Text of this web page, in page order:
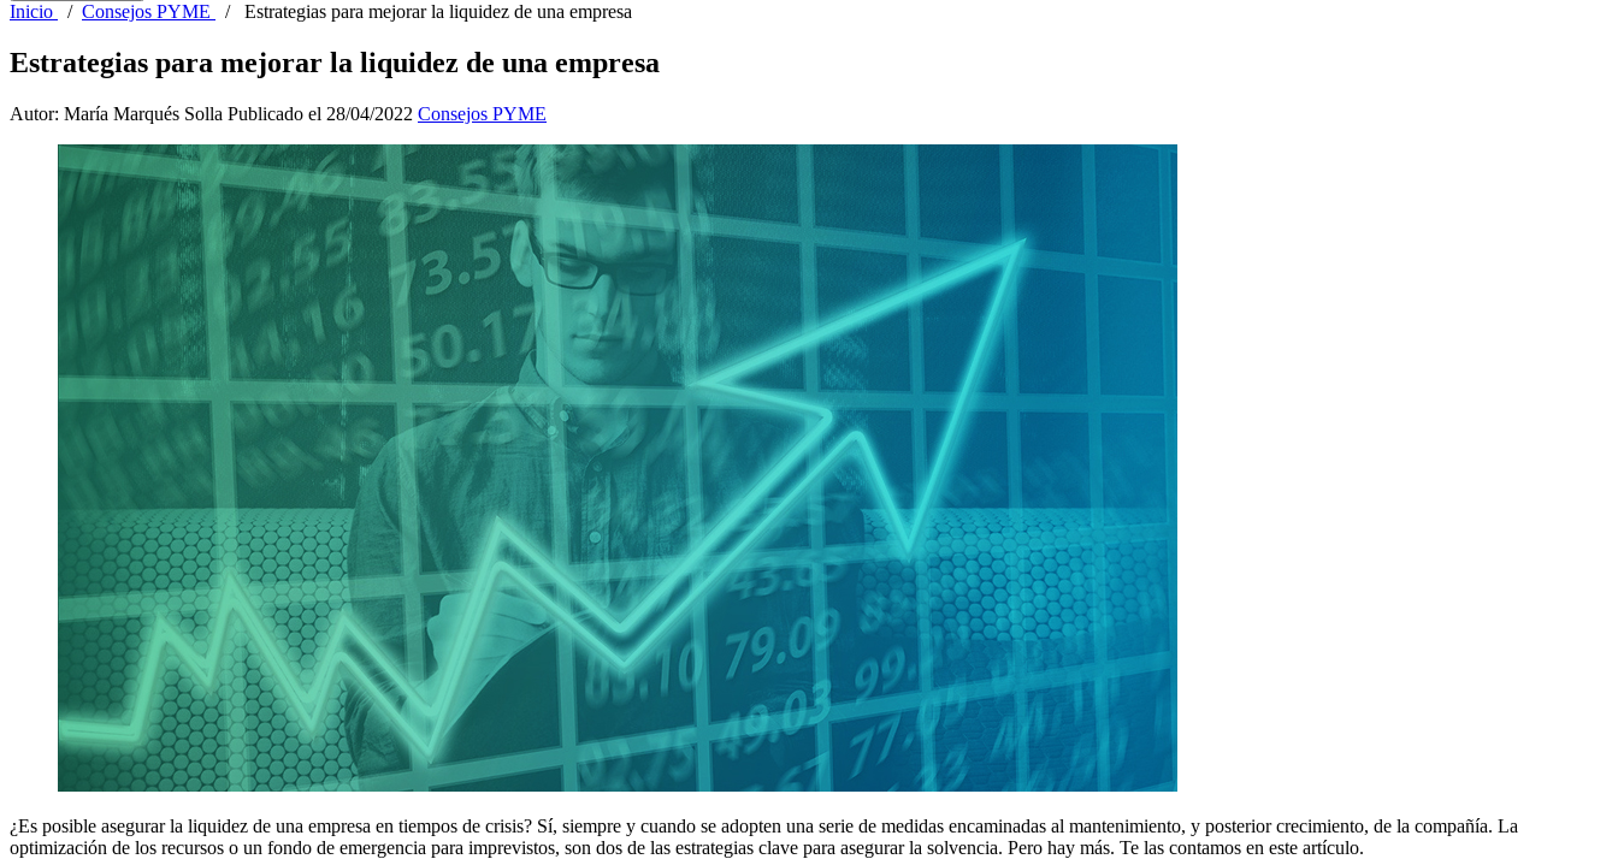
Inicio / Consejos PYME / Estrategias para mejorar la liquidez de una empresa
Estrategias para mejorar la liquidez de una empresa
Autor: María Marqués Solla Publicado el 28/04/2022 Consejos PYME
¿Es posible asegurar la liquidez de una empresa en tiempos de crisis? Sí, siempre y cuando se adopten una serie de medidas encaminadas al mantenimiento, y posterior crecimiento, de la compañía. La
optimización de los recursos o un fondo de emergencia para imprevistos, son dos de las estrategias clave para asegurar la solvencia. Pero hay más. Te las contamos en este artículo.